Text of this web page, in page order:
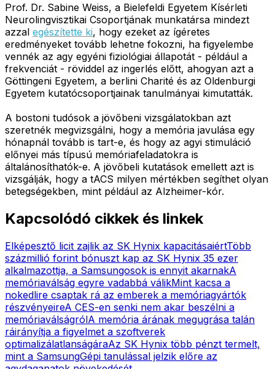
Prof. Dr. Sabine Weiss, a Bielefeldi Egyetem Kísérleti
Neurolingvisztikai Csoportjának munkatársa mindezt
azzal egészítette ki, hogy ezeket az ígéretes
eredményeket tovább lehetne fokozni, ha figyelembe
vennék az agy egyéni fiziológiai állapotát - például a
frekvenciát - röviddel az ingerlés előtt, ahogyan azt a
Göttingeni Egyetem, a berlini Charité és az Oldenburgi
Egyetem kutatócsoportjainak tanulmányai kimutatták.
A bostoni tudósok a jövőbeni vizsgálatokban azt
szeretnék megvizsgálni, hogy a memória javulása egy
hónapnál tovább is tart-e, és hogy az agyi stimuláció
előnyei más típusú memóriafeladatokra is
általánosíthatók-e. A jövőbeli kutatások emellett azt is
vizsgálják, hogy a tACS milyen mértékben segíthet olyan
betegségekben, mint például az Alzheimer-kór.
Kapcsolódó cikkek és linkek
Elképesztő licit zajlik az SK Hynix kapacitásaiértTöbb
százmillió forint bónuszt kap az SK Hynix 35 ezer
alkalmazottja, a Samsungosok is ennyit akarnakA
memóriaválság egyre vadabbá válikMint kacsa a
nokedlire csaptak rá az emberek a memóriagyártók
részvényeireA CES-en senki nem akar beszélni a
memóriaválságrólA memória árának megugrása talán
ráirányítja a figyelmet a szoftverek
optimalizálatlanságáraAz SK Hynix több pénzt termelt,
mint a SamsungGépi tanulással jelzik előre az